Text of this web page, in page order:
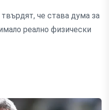
че става дума за
реално физически